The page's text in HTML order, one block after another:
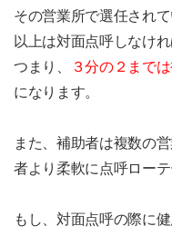
その営業所で選任され
以上は対面点呼しなけれ
つまり、
３分の２まで
になります。
また、補助者は複数の
者より柔軟に点呼ロー
もし、対面点呼の際に